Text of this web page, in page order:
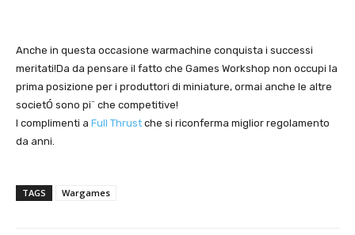
Anche in questa occasione warmachine conquista i successi
meritati!Da da pensare il fatto che Games Workshop non occupi la
prima posizione per i produttori di miniature, ormai anche le altre
societÓ sono pi¨ che competitive!
I complimenti a Full Thrust che si riconferma miglior regolamento
da anni.
TAGS Wargames